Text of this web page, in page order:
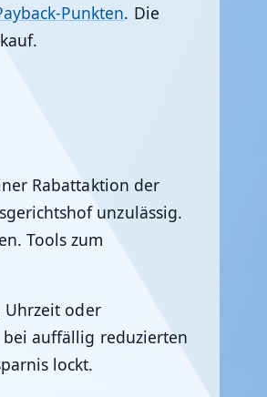
Punkten. Die
Rabattaktion der
unzulässig.
Tools zum
Uhrzeit oder
auffällig reduzierten
lockt.